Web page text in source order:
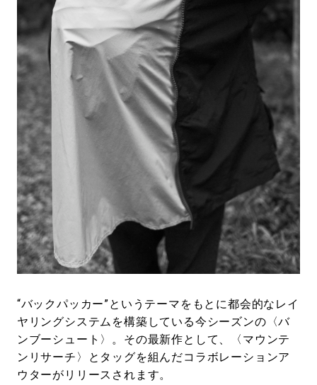
“バックパッカー”というテーマをもとに都会的なレイ
ヤリングシステムを構築している今シーズンの〈バ
ンブーシュート〉。その最新作として、〈マウンテ
ンリサーチ〉とタッグを組んだコラボレーションア
ウターがリリースされます。